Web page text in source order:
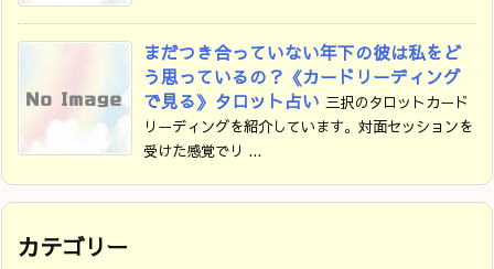
まだつき合っていない年下の彼は私をど
う思っているの？《カードリーディング
で見る》タロット占い 三択のタロットカード
リーディングを紹介しています。対面セッションを
受けた感覚でリ ...
カテゴリー